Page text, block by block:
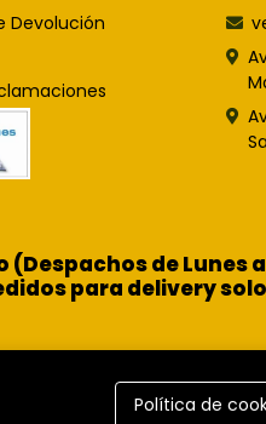
Devolución
de Lunes
para delivery
Política de